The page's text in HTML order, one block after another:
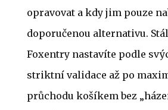
opravovat a kdy jim pouze
doporučenou alternativu.
Foxentry nastavíte podle
striktní validace až po
průchodu košíkem bez